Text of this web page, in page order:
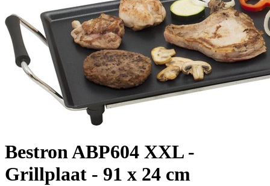
Bestron ABP604 XXL -
Grillplaat - 91 x 24 cm